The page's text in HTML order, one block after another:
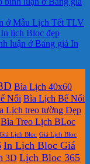
ở Mẫu Lịch Tết TLV
lịch Bloc đẹp
luận ở Bảng giá In
Bìa Lịch 40x60
Nổi Bìa Lịch Bế Nổi
Lịch treo tường Đẹp
Bìa Treo Lịch BLoc
Giá Lịch Bloc Giá Lịch Bloc
In Lịch Bloc Giá
3D Lịch Bloc 365